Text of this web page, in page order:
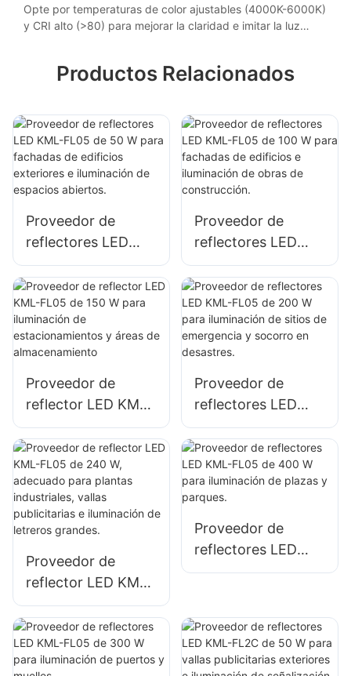
talleres de automóviles.
Opte por temperaturas de color ajustables (4000K-6000K)
y CRI alto (>80) para mejorar la claridad e imitar la luz
Productos Relacionados
Proveedor de
reflectores LED
KML-FL05 de 50 W
para fachadas de
edificios exteriores
e iluminación de
espacios abiertos.
Proveedor de
reflectores LED
KML-FL05 de 100
W para fachadas
de edificios e
iluminación de
obras de
Proveedor de
reflector LED KML-
FL05 de 150 W
para iluminación de
estacionamientos y
áreas de
almacenamiento
Proveedor de
reflectores LED
KML-FL05 de 200
W para iluminación
de sitios de
emergencia y
desastres.
Proveedor de
reflector LED KML-
FL05 de 240 W,
adecuado para
plantas
industriales, vallas
Proveedor de
reflectores LED
KML-FL05 de 400
de plazas y
parques.